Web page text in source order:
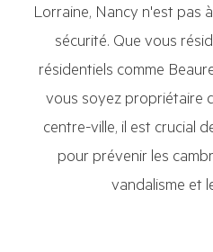
Lorraine, Nancy n'est pas
sécurité. Que vous
résidentiels comme
vous soyez propriétaire
centre-ville, il est crucial
pour prévenir les
vandalisme et